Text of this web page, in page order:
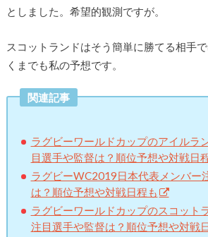
としました。希望的観測ですが。
スコットランドはそう簡単に勝てる相手
くまでも私の予想です。
関連記事
ラグビーワールドカップのアイルラ
目選手や監督は？順位予想や対戦日
ラグビーWC2019日本代表メンバー
は？順位予想や対戦日程も
ラグビーワールドカップのスコット
注目選手や監督は？順位予想や対戦